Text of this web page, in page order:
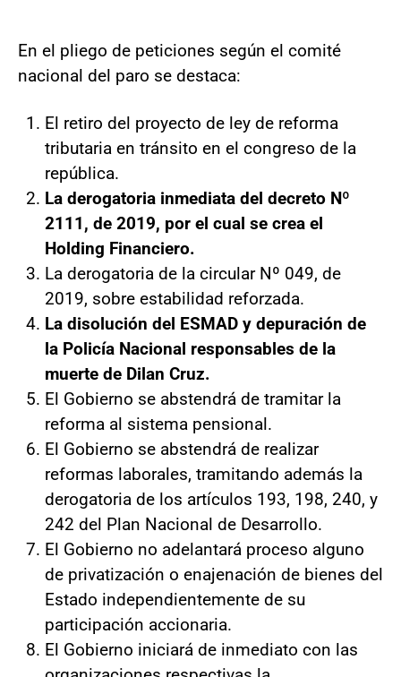
En el pliego de peticiones según el comité
nacional del paro se destaca:
El retiro del proyecto de ley de reforma
tributaria en tránsito en el congreso de la
república.
La derogatoria inmediata del decreto Nº
2111, de 2019, por el cual se crea el
Holding Financiero.
La derogatoria de la circular Nº 049, de
2019, sobre estabilidad reforzada.
La disolución del ESMAD y depuración de
la Policía Nacional responsables de la
muerte de Dilan Cruz.
El Gobierno se abstendrá de tramitar la
reforma al sistema pensional.
El Gobierno se abstendrá de realizar
reformas laborales, tramitando además la
derogatoria de los artículos 193, 198, 240, y
242 del Plan Nacional de Desarrollo.
El Gobierno no adelantará proceso alguno
de privatización o enajenación de bienes del
Estado independientemente de su
participación accionaria.
El Gobierno iniciará de inmediato con las